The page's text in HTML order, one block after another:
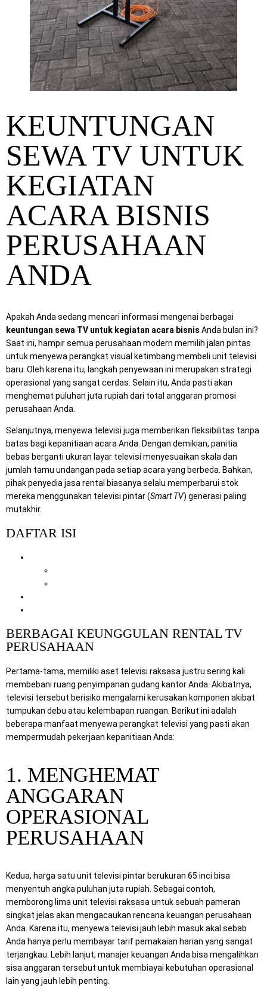
KEUNTUNGAN
SEWA TV UNTUK
KEGIATAN
ACARA BISNIS
PERUSAHAAN
ANDA
Apakah Anda sedang mencari informasi mengenai berbagai
keuntungan sewa TV untuk kegiatan acara bisnis Anda bulan ini?
Saat ini, hampir semua perusahaan modern memilih jalan pintas
untuk menyewa perangkat visual ketimbang membeli unit televisi
baru. Oleh karena itu, langkah penyewaan ini merupakan strategi
operasional yang sangat cerdas. Selain itu, Anda pasti akan
menghemat puluhan juta rupiah dari total anggaran promosi
perusahaan Anda.
Selanjutnya, menyewa televisi juga memberikan fleksibilitas tanpa
batas bagi kepanitiaan acara Anda. Dengan demikian, panitia
bebas berganti ukuran layar televisi menyesuaikan skala dan
jumlah tamu undangan pada setiap acara yang berbeda. Bahkan,
pihak penyedia jasa rental biasanya selalu memperbarui stok
mereka menggunakan televisi pintar (Smart TV) generasi paling
mutakhir.
DAFTAR ISI
BERBAGAI KEUNGGULAN RENTAL TV
PERUSAHAAN
Pertama-tama, memiliki aset televisi raksasa justru sering kali
membebani ruang penyimpanan gudang kantor Anda. Akibatnya,
televisi tersebut berisiko mengalami kerusakan komponen akibat
tumpukan debu atau kelembapan ruangan. Berikut ini adalah
beberapa manfaat menyewa perangkat televisi yang pasti akan
mempermudah pekerjaan kepanitiaan Anda:
1. MENGHEMAT
ANGGARAN
OPERASIONAL
PERUSAHAAN
Kedua, harga satu unit televisi pintar berukuran 65 inci bisa
menyentuh angka puluhan juta rupiah. Sebagai contoh,
memborong lima unit televisi raksasa untuk sebuah pameran
singkat jelas akan mengacaukan rencana keuangan perusahaan
Anda. Karena itu, menyewa televisi jauh lebih masuk akal sebab
Anda hanya perlu membayar tarif pemakaian harian yang sangat
terjangkau. Lebih lanjut, manajer keuangan Anda bisa mengalihkan
sisa anggaran tersebut untuk membiayai kebutuhan operasional
lain yang jauh lebih penting.